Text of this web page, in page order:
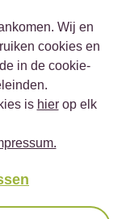
stomen. De
kan niet
binnenpan en zet
rijst klaar is,
naar de
warm en vers.
saus nog wat
Wij en
cookies en
in de cookie-
is hierop elk